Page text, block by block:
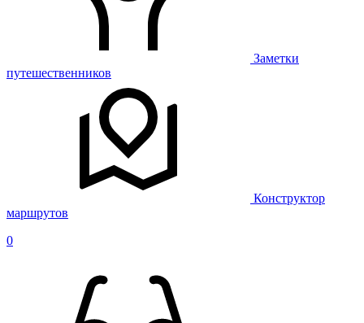
Заметки
путешественников
Конструктор
маршрутов
0